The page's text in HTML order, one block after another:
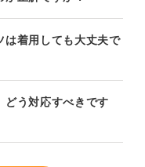
は着用しても大丈夫で
どう対応すべきです